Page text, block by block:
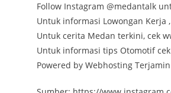
Follow Instagram @medantalk
Untuk informasi Lowongan Kerja
Untuk cerita Medan terkini, cek
Untuk informasi tips Otomotif
Powered by Webhosting Terjamin